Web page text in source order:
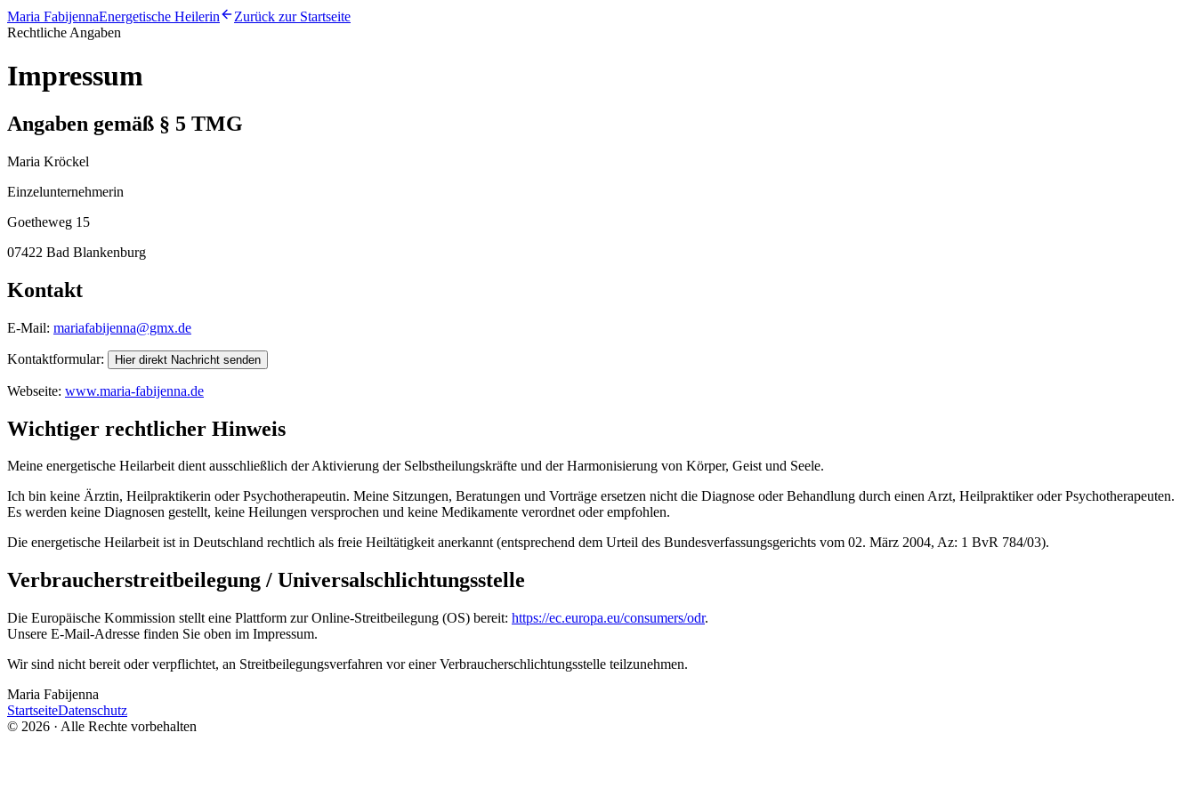
Maria FabijennaEnergetische Heilerin
Zurück zur Startseite
Rechtliche Angaben
Impressum
Angaben gemäß § 5 TMG
Maria Kröckel
Einzelunternehmerin
Goetheweg 15
07422 Bad Blankenburg
Kontakt
E-Mail: mariafabijenna@gmx.de
Kontaktformular: Hier direkt Nachricht senden
Webseite: www.maria-fabijenna.de
Wichtiger rechtlicher Hinweis
Meine energetische Heilarbeit dient ausschließlich der Aktivierung der Selbstheilungskräfte und der Harmonisierung von Körper, Geist und Seele.
Ich bin keine Ärztin, Heilpraktikerin oder Psychotherapeutin. Meine Sitzungen, Beratungen und Vorträge ersetzen nicht die Diagnose oder Behandlung durch einen Arzt, Heilpraktiker oder Psychotherapeuten.
Es werden keine Diagnosen gestellt, keine Heilungen versprochen und keine Medikamente verordnet oder empfohlen.
Die energetische Heilarbeit ist in Deutschland rechtlich als freie Heiltätigkeit anerkannt (entsprechend dem Urteil des Bundesverfassungsgerichts vom 02. März 2004, Az: 1 BvR 784/03).
Verbraucherstreitbeilegung / Universalschlichtungsstelle
Die Europäische Kommission stellt eine Plattform zur Online-Streitbeilegung (OS) bereit: https://ec.europa.eu/consumers/odr.
Unsere E-Mail-Adresse finden Sie oben im Impressum.
Wir sind nicht bereit oder verpflichtet, an Streitbeilegungsverfahren vor einer Verbraucherschlichtungsstelle teilzunehmen.
Maria Fabijenna
StartseiteDatenschutz
© 2026 · Alle Rechte vorbehalten